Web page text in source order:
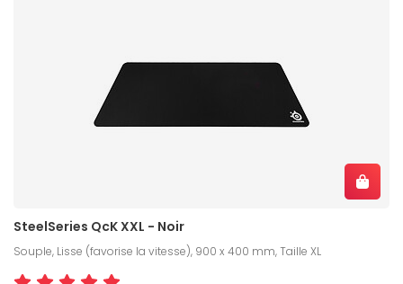
SteelSeries QcK XXL - Noir
Souple, Lisse (favorise la vitesse), 900 x 400 mm, Taille XL